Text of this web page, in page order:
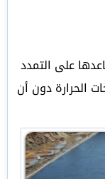
على التمدد
الحرارة دون أن